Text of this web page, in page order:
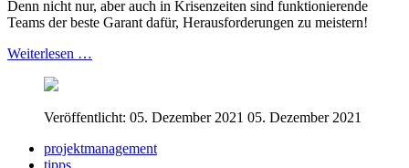
Denn nicht nur, aber auch in Krisenzeiten sind funktionierende
Teams der beste Garant dafür, Herausforderungen zu meistern!
Weiterlesen …
Veröffentlicht: 05. Dezember 2021 05. Dezember 2021
projektmanagement
tipps